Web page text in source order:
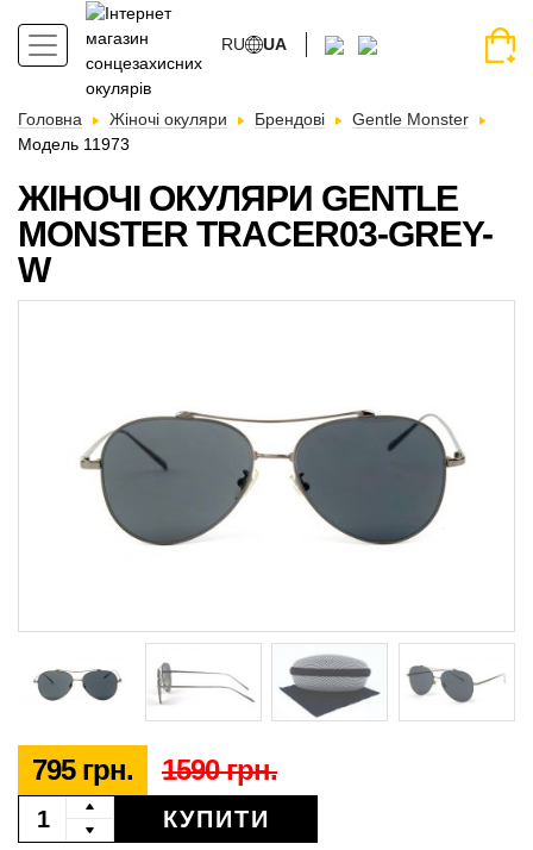
RU UA
Головна Жіночі окуляри Брендові
Gentle Monster
Модель 11973
ЖІНОЧІ ОКУЛЯРИ GENTLE
MONSTER TRACER03-GREY-
W
795 грн. 1590 грн.
КУПИТИ